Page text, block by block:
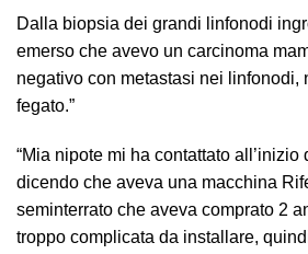
Dalla biopsia dei grandi linfonodi
emerso che avevo un carcinoma
negativo con metastasi nei linfonodi,
fegato.”
“Mia nipote mi ha contattato all’inizio
dicendo che aveva una macchina
seminterrato che aveva comprato 2
troppo complicata da installare,